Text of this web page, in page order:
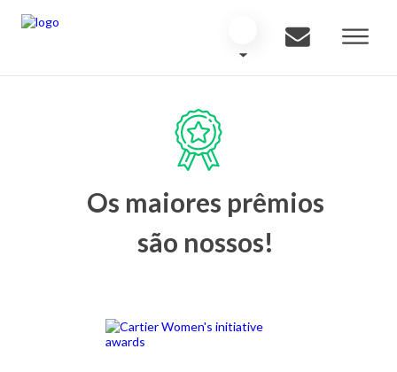
Os maiores prêmios
são nossos!